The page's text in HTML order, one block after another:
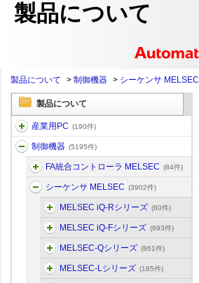
製品について
製品について > 制御機器 > シーケンサ MELSEC
製品について
産業用PC (190件)
制御機器 (5195件)
FA統合コントローラ MELSEC (84件)
シーケンサ MELSEC (3902件)
MELSEC iQ-Rシリーズ (60件)
MELSEC iQ-Fシリーズ (693件)
MELSEC-Qシリーズ (861件)
MELSEC-Lシリーズ (185件)